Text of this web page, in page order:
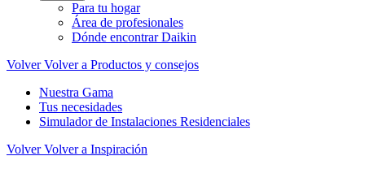
Para tu hogar
Área de profesionales
Dónde encontrar Daikin
Volver Volver a Productos y consejos
Nuestra Gama
Tus necesidades
Simulador de Instalaciones Residenciales
Volver Volver a Inspiración